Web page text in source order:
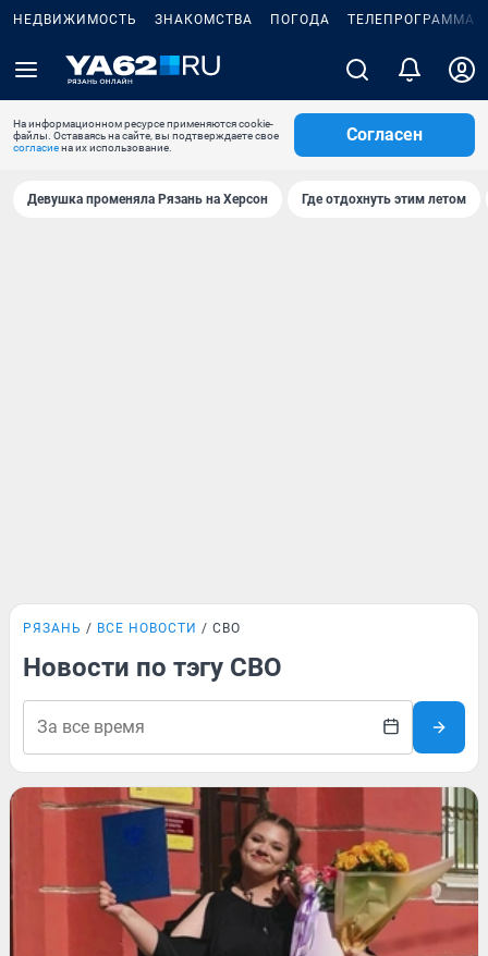
НЕДВИЖИМОСТЬ ЗНАКОМСТВА ПОГОДА ТЕЛЕПРОГРАММА
На информационном ресурсе применяются cookie-
файлы. Оставаясь на сайте, вы подтверждаете свое
согласиена их использование.
Согласен
Девушка променяла Рязань на Херсон Где отдохнуть этим летом
РЯЗАНЬ ВСЕ НОВОСТИ СВО
Новости по тэгу СВО